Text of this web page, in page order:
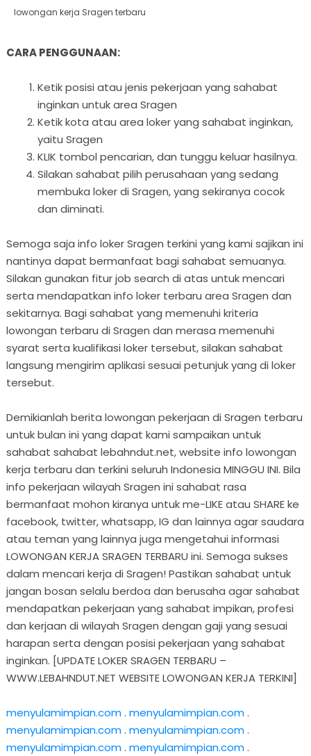
lowongan kerja Sragen terbaru
CARA PENGGUNAAN:
Ketik posisi atau jenis pekerjaan yang sahabat
inginkan untuk area Sragen
Ketik kota atau area loker yang sahabat inginkan,
yaitu Sragen
KLIK tombol pencarian, dan tunggu keluar hasilnya.
Silakan sahabat pilih perusahaan yang sedang
membuka loker di Sragen, yang sekiranya cocok
dan diminati.
Semoga saja info loker Sragen terkini yang kami sajikan ini
nantinya dapat bermanfaat bagi sahabat semuanya.
Silakan gunakan fitur job search di atas untuk mencari
serta mendapatkan info loker terbaru area Sragen dan
sekitarnya. Bagi sahabat yang memenuhi kriteria
lowongan terbaru di Sragen dan merasa memenuhi
syarat serta kualifikasi loker tersebut, silakan sahabat
langsung mengirim aplikasi sesuai petunjuk yang di loker
tersebut.
Demikianlah berita lowongan pekerjaan di Sragen terbaru
untuk bulan ini yang dapat kami sampaikan untuk
sahabat sahabat lebahndut.net, website info lowongan
kerja terbaru dan terkini seluruh Indonesia MINGGU INI. Bila
info pekerjaan wilayah Sragen ini sahabat rasa
bermanfaat mohon kiranya untuk me-LIKE atau SHARE ke
facebook, twitter, whatsapp, IG dan lainnya agar saudara
atau teman yang lainnya juga mengetahui informasi
LOWONGAN KERJA SRAGEN TERBARU ini. Semoga sukses
dalam mencari kerja di Sragen! Pastikan sahabat untuk
jangan bosan selalu berdoa dan berusaha agar sahabat
mendapatkan pekerjaan yang sahabat impikan, profesi
dan kerjaan di wilayah Sragen dengan gaji yang sesuai
harapan serta dengan posisi pekerjaan yang sahabat
inginkan. [UPDATE LOKER SRAGEN TERBARU –
WWW.LEBAHNDUT.NET WEBSITE LOWONGAN KERJA TERKINI]
menyulamimpian.com. menyulamimpian.com.
menyulamimpian.com. menyulamimpian.com.
menyulamimpian.com. menyulamimpian.com.